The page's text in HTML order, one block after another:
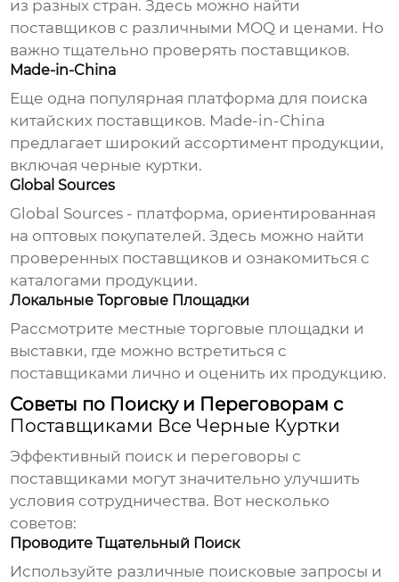
из разных стран. Здесь можно найти
поставщиков с различными MOQ и ценами. Но
важно тщательно проверять поставщиков.
Made-in-China
Еще одна популярная платформа для поиска
китайских поставщиков. Made-in-China
предлагает широкий ассортимент продукции,
включаячерные куртки.
Global Sources
Global Sources - платформа, ориентированная
на оптовых покупателей. Здесь можно найти
проверенных поставщиков и ознакомиться с
каталогами продукции.
Локальные Торговые Площадки
Рассмотрите местные торговые площадки и
выставки, где можно встретиться с
поставщиками лично и оценить их продукцию.
Советы по Поиску и Переговорам с
Поставщиками Все Черные Куртки
Эффективный поиск и переговоры с
поставщиками могут значительно улучшить
условия сотрудничества. Вот несколько
советов:
Проводите Тщательный Поиск
Используйте различные поисковые запросы и